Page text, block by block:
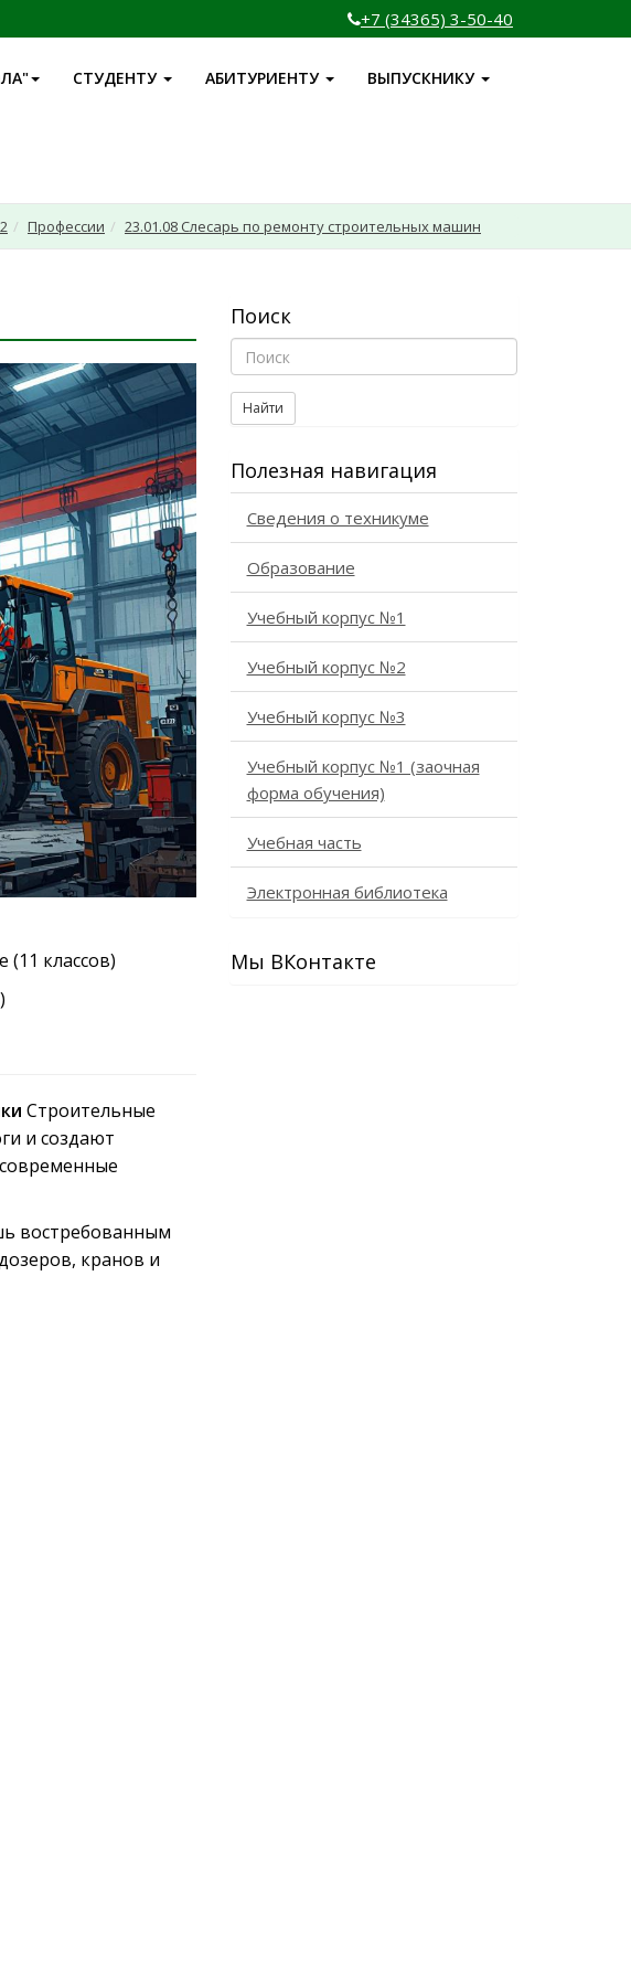
+7 (34365) 3-50-40
СТУДЕНТУ АБИТУРИЕНТУ ВЫПУСКНИКУ
Профессии 23.01.08 Слесарь по ремонту строительных машин
(11 классов)
Строительные
и создают
востребованным
кранов и
Поиск
Найти
Полезная навигация
Сведения о техникуме
Образование
Учебный корпус №1
Учебный корпус №2
Учебный корпус №3
Учебный корпус №1 (заочная
форма обучения)
Учебная часть
Электронная библиотека
Мы ВКонтакте